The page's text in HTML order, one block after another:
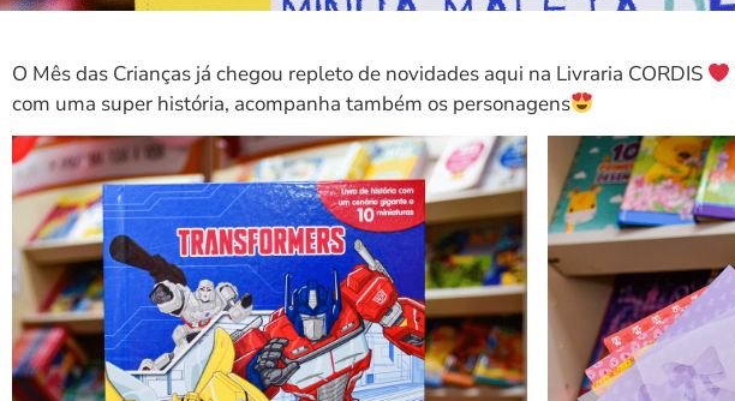
O Mês das Crianças já chegou repleto de novidades aqui na Livraria CORDIS
com uma super história, acompanha também os personagens